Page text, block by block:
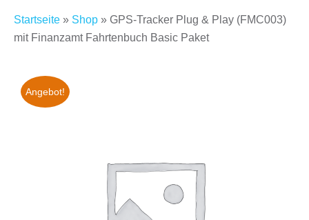
Startseite » Shop » GPS-Tracker Plug & Play (FMC003)
mit Finanzamt Fahrtenbuch Basic Paket
Angebot!